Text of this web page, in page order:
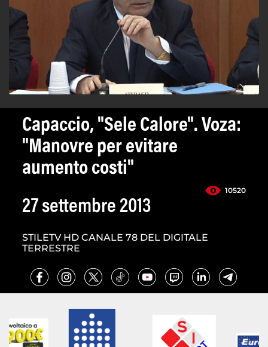
Capaccio, "Sele Calore". Voza:
"Manovre per evitare
aumento costi"
10520
27 settembre 2013
STILETV HD CANALE 78 DEL DIGITALE
TERRESTRE